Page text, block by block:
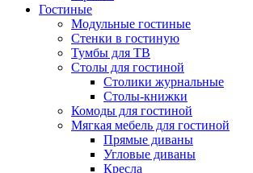
Гостиные
Модульные гостиные
Стенки в гостиную
Тумбы для ТВ
Столы для гостиной
Столики журнальные
Столы-книжки
Комоды для гостиной
Мягкая мебель для гостиной
Прямые диваны
Угловые диваны
Кресла